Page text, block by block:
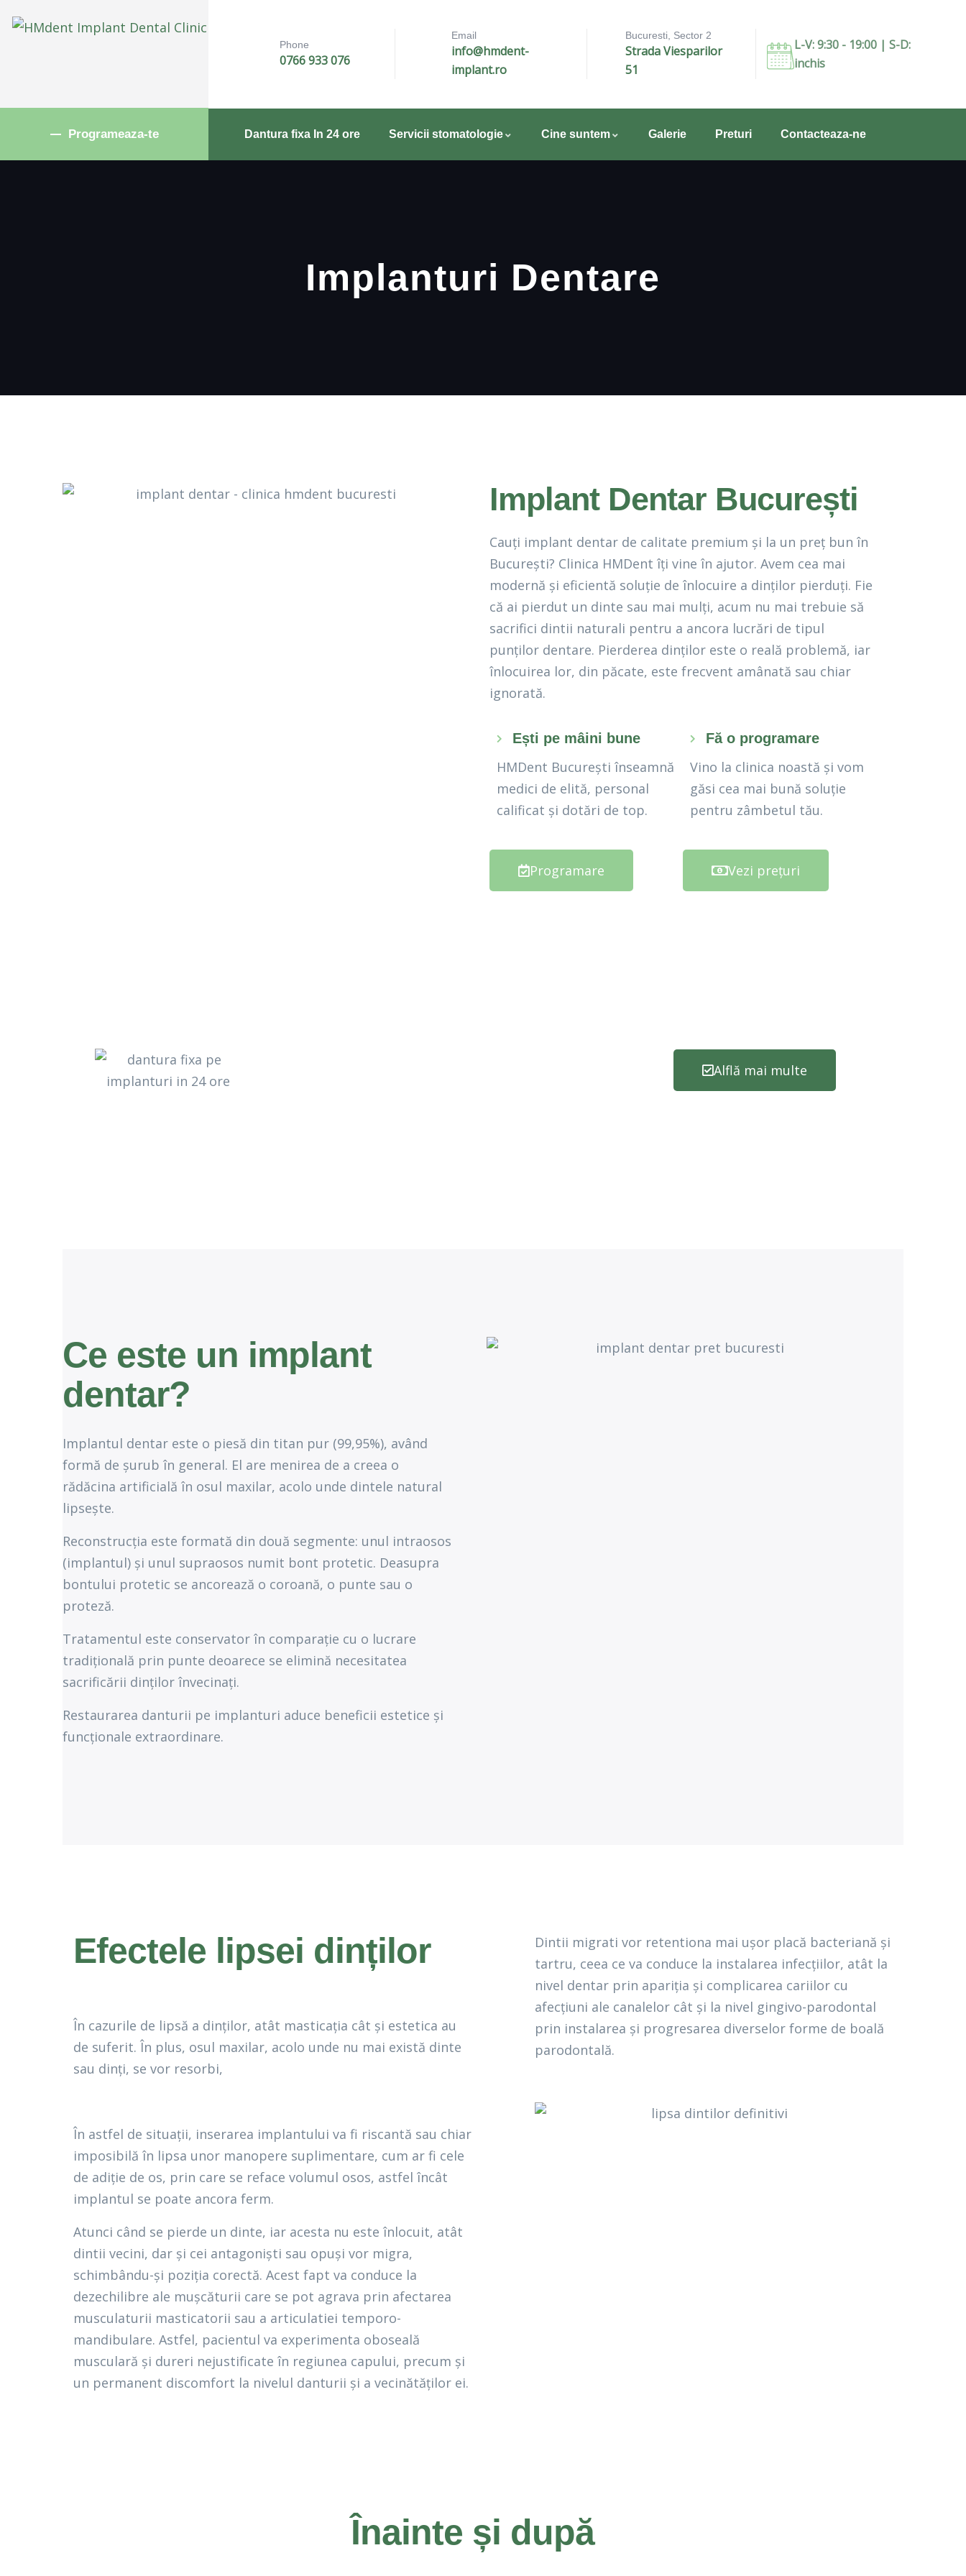
Phone
0766 933 076
Email
info@hmdent-
implant.ro
Bucuresti, Sector 2
Strada Viesparilor
51
L-V: 9:30 - 19:00 | S-D:
inchis
Programeaza-te Dantura fixa In 24 ore Servicii stomatologie Cine suntem Galerie Preturi Contacteaza-ne
Implanturi Dentare
Implant Dentar București
Cauți implant dentar de calitate premium și la un preț bun în
București? Clinica HMDent îți vine în ajutor. Avem cea mai
modernă și eficientă soluție de înlocuire a dinților pierduți. Fie
că ai pierdut un dinte sau mai mulți, acum nu mai trebuie să
sacrifici dintii naturali pentru a ancora lucrări de tipul
punților dentare. Pierderea dinților este o reală problemă, iar
înlocuirea lor, din păcate, este frecvent amânată sau chiar
ignorată.
Ești pe mâini bune
HMDent București înseamnă
medici de elită, personal
calificat și dotări de top.
Fă o programare
Vino la clinica noastă și vom
găsi cea mai bună soluție
pentru zâmbetul tău.
Programare Vezi prețuri
Alflă mai multe
Ce este un implant
dentar?
Implantul dentar este o piesă din titan pur (99,95%), având
formă de șurub în general. El are menirea de a creea o
rădăcina artificială în osul maxilar, acolo unde dintele natural
lipsește.
Reconstrucția este formată din două segmente: unul intraosos
(implantul) și unul supraosos numit bont protetic. Deasupra
bontului protetic se ancorează o coroană, o punte sau o
proteză.
Tratamentul este conservator în comparație cu o lucrare
tradițională prin punte deoarece se elimină necesitatea
sacrificării dinților învecinați.
Restaurarea danturii pe implanturi aduce beneficii estetice și
funcționale extraordinare.
Efectele lipsei dinților
În cazurile de lipsă a dinților, atât masticația cât și estetica au
de suferit. În plus, osul maxilar, acolo unde nu mai există dinte
sau dinți, se vor resorbi,
În astfel de situații, inserarea implantului va fi riscantă sau chiar
imposibilă în lipsa unor manopere suplimentare, cum ar fi cele
de adiție de os, prin care se reface volumul osos, astfel încât
implantul se poate ancora ferm.
Atunci când se pierde un dinte, iar acesta nu este înlocuit, atât
dintii vecini, dar și cei antagoniști sau opuși vor migra,
schimbându-și poziția corectă. Acest fapt va conduce la
dezechilibre ale mușcăturii care se pot agrava prin afectarea
musculaturii masticatorii sau a articulatiei temporo-
mandibulare. Astfel, pacientul va experimenta oboseală
musculară și dureri nejustificate în regiunea capului, precum și
un permanent discomfort la nivelul danturii și a vecinătăților ei.
Dintii migrati vor retentiona mai ușor placă bacteriană și
tartru, ceea ce va conduce la instalarea infecțiilor, atât la
nivel dentar prin apariția și complicarea cariilor cu
afecțiuni ale canalelor cât și la nivel gingivo-parodontal
prin instalarea și progresarea diverselor forme de boală
parodontală.
Înainte și după